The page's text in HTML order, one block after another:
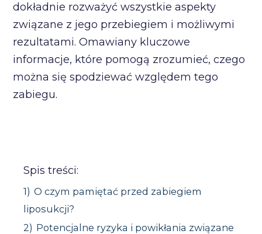
dokładnie rozważyć wszystkie aspekty
związane z jego przebiegiem i możliwymi
rezultatami. Omawiany kluczowe
informacje, które pomogą zrozumieć, czego
można się spodziewać względem tego
zabiegu.
Spis treści:
1) O czym pamiętać przed zabiegiem
liposukcji?
2) Potencjalne ryzyka i powikłania związane